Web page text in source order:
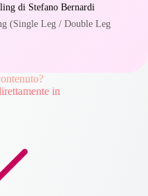
di Stefano Bernardi
(Single Leg / Double Leg
in